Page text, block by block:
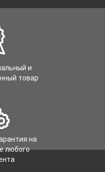
и
товар
на
любого